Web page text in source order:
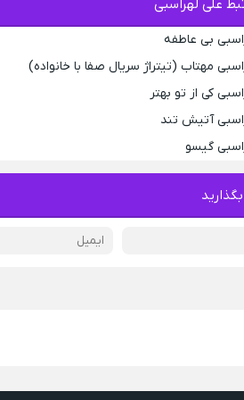
علی لهراسبی
بی عاطفه
مهتاب (تیتراژ سریال صفا با خانواده)
کی از تو ‌بهتر
آتیش تند
گیسو